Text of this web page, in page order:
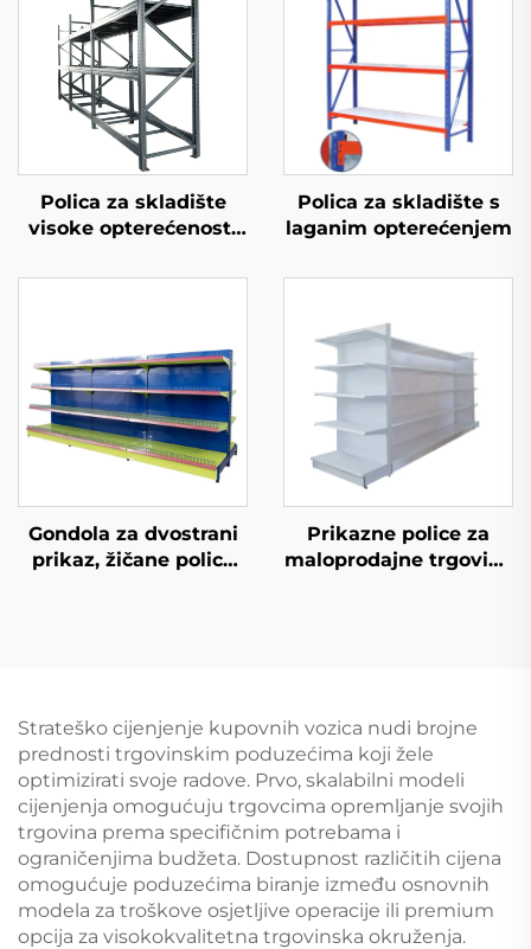
Polica za skladište
visoke opterećenosti
Polica za skladište s
laganim opterećenjem
Gondola za dvostrani
prikaz, žičane police
Prikazne police za
maloprodajne trgovine
Strateško cijenjenje kupovnih vozica nudi brojne
prednosti trgovinskim poduzećima koji žele
optimizirati svoje radove. Prvo, skalabilni modeli
cijenjenja omogućuju trgovcima opremljanje svojih
trgovina prema specifičnim potrebama i
ograničenjima budžeta. Dostupnost različitih cijena
omogućuje poduzećima biranje između osnovnih
modela za troškove osjetljive operacije ili premium
opcija za visokokvalitetna trgovinska okruženja.